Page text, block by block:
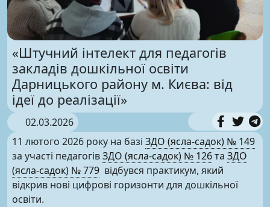
«Штучний інтелект для педагогів
закладів дошкільної освіти
Дарницького району м. Києва: від
ідеї до реалізації»
02.03.2026
11 лютого 2026 року на базі ЗДО (ясла-садок) № 149
за участі педагогівЗДО (ясла-садок) № 126та ЗДО
(ясла-садок) № 779 відбувся практикум, який
відкрив нові цифрові горизонти для дошкільної
освіти.